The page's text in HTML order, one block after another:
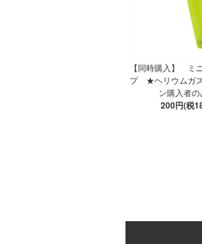
【同時購入】 ミ
プ ★ヘリウムガ
ン購入者
200円(税